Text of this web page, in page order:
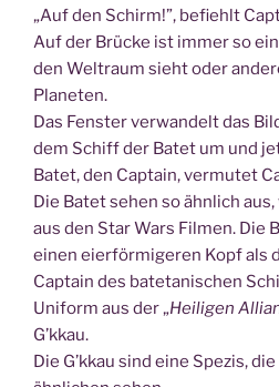
„Auf den Schirm!”, befiehlt
Auf der Brü­cke ist immer so
den Welt­raum sieht oder
Planeten.
Das Fens­ter ver­wan­delt das
dem Schiff der Batet um und
Batet, den Cap­tain, ver­mu­tet
Die Batet sehen so ähn­lich
aus den Star Wars Fil­men. Die
einen eier­för­mi­ge­ren Kopf als
Cap­tain des bate­ta­ni­schen
Uni­form aus der „Hei­li­gen
G’kkau.
Die G’k­kau sind eine Spe­zis,